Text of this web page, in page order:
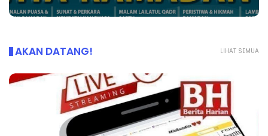
LIHAT SEMUA
AKAN DATANG!